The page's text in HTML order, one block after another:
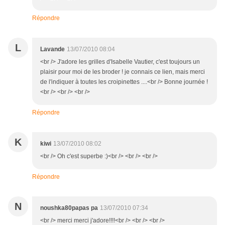
Répondre
L Lavande 13/07/2010 08:04
<br /> J'adore les grilles d'Isabelle Vautier, c'est toujours un
plaisir pour moi de les broder ! je connais ce lien, mais merci
de l'indiquer à toutes les croipinettes ....<br /> Bonne journée !
<br /> <br /> <br />
Répondre
K kiwi 13/07/2010 08:02
<br /> Oh c'est superbe :)<br /> <br /> <br />
Répondre
N noushka80papas pa 13/07/2010 07:34
<br /> merci merci j'adore!!!!<br /> <br /> <br />